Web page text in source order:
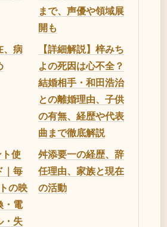
まで、声優や領域展
開も
、病
【詳細解説】梓みち
よの死因は心不全？
結婚相手・和田浩治
との離婚理由、子供
の有無、経歴や代表
曲まで徹底解説
使
｜毎
の映
・電
・失
舛添要一の経歴、辞
任理由、家族と現在
の活動